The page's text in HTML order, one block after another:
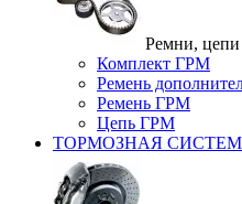
Ремни, цепи
Комплект ГРМ
Ремень
Ремень ГРМ
Цепь ГРМ
ТОРМОЗНАЯ